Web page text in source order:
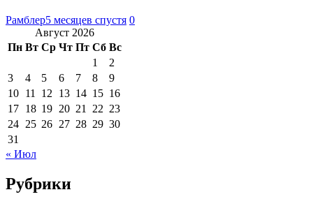
Рамблер5 месяцев спустя 0
Август 2026
Пн Вт Ср Чт Пт Сб Вс
1
2
3
4 5 6 7 8
9
10 11 12 13 14 15 16
17 18 19 20 21 22 23
24 25 26 27 28 29 30
31
« Июл
Рубрики